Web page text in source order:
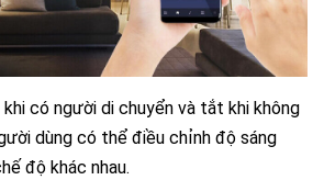
có người di chuyển và tắt khi không
dùng có thể điều chỉnh độ sáng
độ khác nhau.